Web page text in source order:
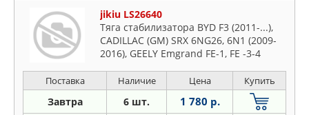
jikiu LS26640
Тяга стабилизатора BYD F3 (2011-...),
CADILLAC (GM) SRX 6NG26, 6N1 (2009-
2016), GEELY Emgrand FE-1, FE -3-4
HYUNDAI Accent 11 SB, CT41 RHD,
PSB11 SDN, PSB11 HB, PSB11 SDN LHD,
CT41 LHD, PSB11 HB LHD PR, SB HB
Поставка Наличие Цена Купить
Завтра 6 шт. 1 780 р.